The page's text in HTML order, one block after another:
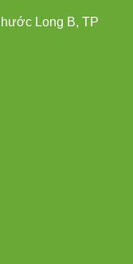
Long B, TP